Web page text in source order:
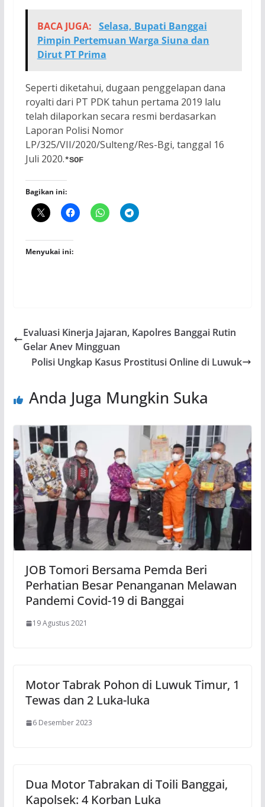
BACA JUGA: Selasa, Bupati Banggai
Pimpin Pertemuan Warga Siuna dan
Dirut PT Prima
Seperti diketahui, dugaan penggelapan dana
royalti dari PT PDK tahun pertama 2019 lalu
telah dilaporkan secara resmi berdasarkan
Laporan Polisi Nomor
LP/325/VII/2020/Sulteng/Res-Bgi, tanggal 16
Juli 2020.*SOF
Bagikan ini:
Menyukai ini:
Evaluasi Kinerja Jajaran, Kapolres Banggai Rutin
Gelar Anev Mingguan
Polisi Ungkap Kasus Prostitusi Online di Luwuk
Anda Juga Mungkin Suka
JOB Tomori Bersama Pemda Beri
Perhatian Besar Penanganan Melawan
Pandemi Covid-19 di Banggai
19 Agustus 2021
Motor Tabrak Pohon di Luwuk Timur, 1
Tewas dan 2 Luka-luka
6 Desember 2023
Dua Motor Tabrakan di Toili Banggai,
Kapolsek: 4 Korban Luka